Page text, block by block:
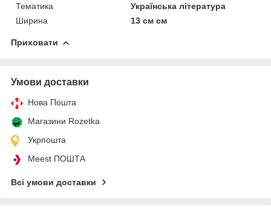
Тематика
Українська література
Ширина
13 см см
Приховати
Умови доставки
Нова Пошта
Магазини Rozetka
Укрпошта
Meest ПОШТА
Всі умови доставки